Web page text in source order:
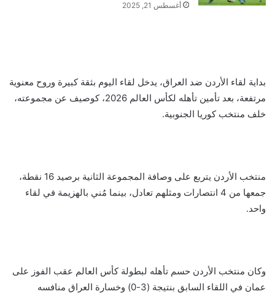
أغسطس 21, 2025
بداية لقاء الأردن ضد العراق، يدخل لقاء اليوم بثقة كبيرة وروح معنوية
مرتفعة، بعد تأمين تأهله لكأس العالم 2026، كوصيف عن مجموعته،
خلف منتخب كوريا الجنوبية.
منتخب الأردن يتربع على وصافة المجموعة الثانية برصيد 16 نقطة،
جمعها من 4 انتصارات ومثلهم تعادل، بينما مُني بالهزيمة في لقاء
واحد.
وكان منتخب الأردن حسم تأهله لبطولة كأس العالم عقب الفوز على
عمان في اللقاء السابق بنتيجة (3-0) وخسارة العراق منافسه